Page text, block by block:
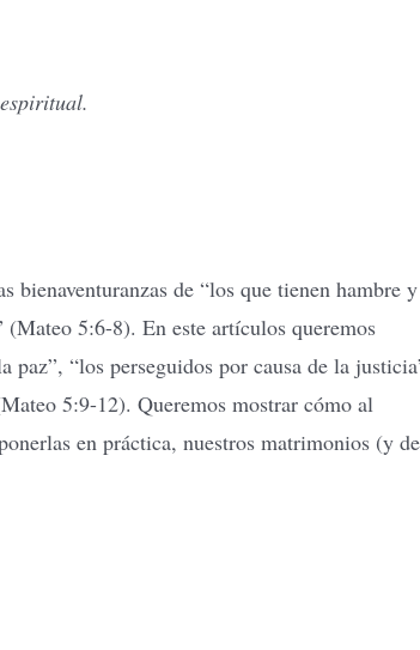
bienaventuranzas de “los que tienen hambre y
5:6-8). En este artículos queremos
paz”, “los perseguidos por causa de la
5:9-12). Queremos mostrar cómo al
en práctica, nuestros matrimonios (y de